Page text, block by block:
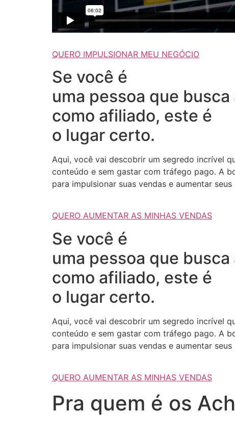
QUERO IMPULSIONAR MEU NEGÓCIO
Se você é
uma pessoa que
como afiliado, este é
o lugar certo.
Aqui, você vai descobrir um segredo incrível
conteúdo e sem gastar com tráfego pago. A
para impulsionar suas vendas e aumentar
QUERO AUMENTAR AS MINHAS VENDAS
Se você é
uma pessoa que
como afiliado, este é
o lugar certo.
Aqui, você vai descobrir um segredo incrível
conteúdo e sem gastar com tráfego pago. A
para impulsionar suas vendas e aumentar
QUERO AUMENTAR AS MINHAS VENDAS
Pra quem é os